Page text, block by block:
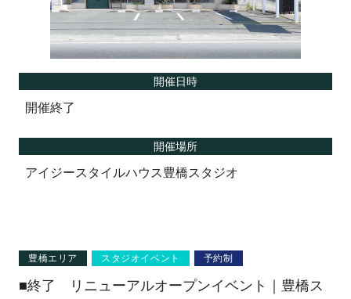
開催日時
開催終了
開催場所
アイジースタイルハウス豊橋スタジオ
豊橋エリア スタジオイベント 予約制
■終了 リニューアルオープンイベント｜豊橋ス